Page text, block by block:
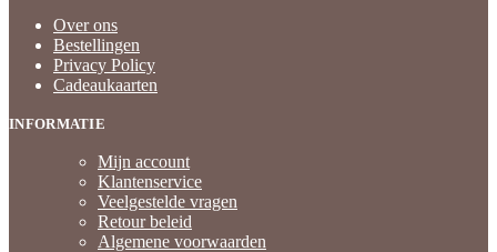
Over ons
Bestellingen
Privacy Policy
Cadeaukaarten
INFORMATIE
Mijn account
Klantenservice
Veelgestelde vragen
Retour beleid
Algemene voorwaarden